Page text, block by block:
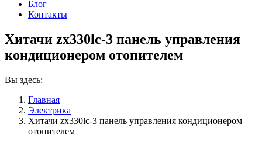
Блог
Контакты
Хитачи zx330lc-3 панель управления
кондиционером отопителем
Вы здесь:
Главная
Электрика
Хитачи zx330lc-3 панель управления кондиционером
отопителем